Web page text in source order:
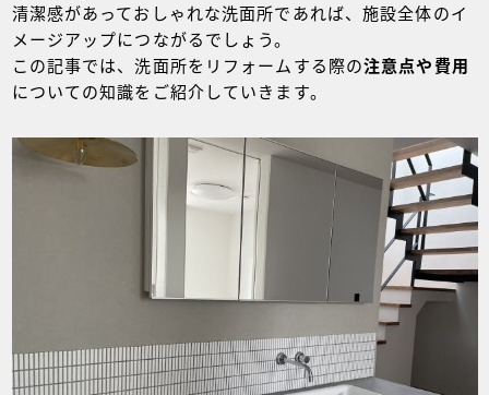
清潔感があっておしゃれな洗面所であれば、施設全体のイ
メージアップにつながるでしょう。
この記事では、洗面所をリフォームする際の注意点や費用
についての知識をご紹介していきます。